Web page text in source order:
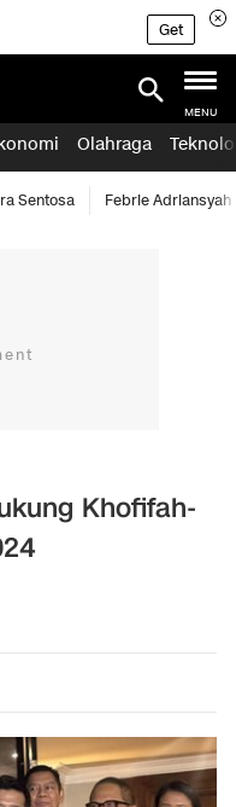
Get
MENU
Olahraga
Sentosa Febrie Adriansyah
Khofifah-